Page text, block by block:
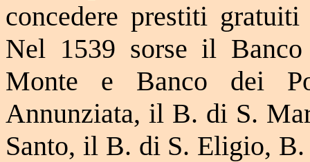
concedere prestiti
Nel 1539 sorse il
Monte e Banco dei
Annunziata, il B. di S.
Santo, il B. di S. Eligio,